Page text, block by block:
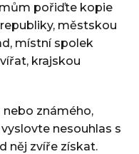
pořiďte kopie
městskou
místní spolek
krajskou
nebo známého,
nesouhlas s
něj zvíře získat.